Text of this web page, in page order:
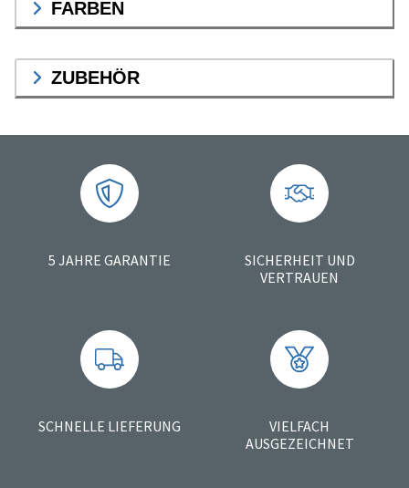
FARBEN
ZUBEHÖR
5 JAHRE GARANTIE
SICHERHEIT UND
VERTRAUEN
SCHNELLE LIEFERUNG
VIELFACH
AUSGEZEICHNET